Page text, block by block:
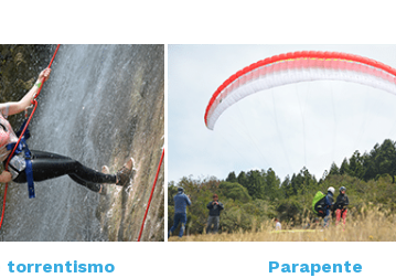
torrentismo Parapente